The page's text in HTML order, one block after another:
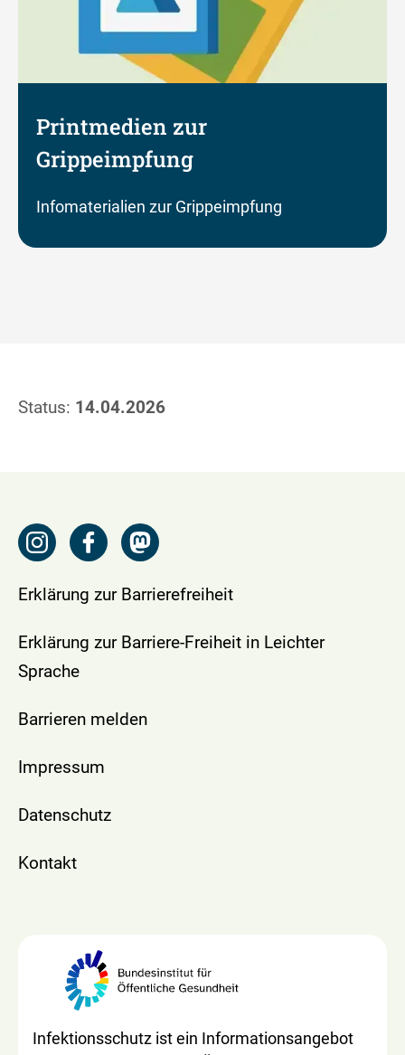
Printmedien zur
Grippeimpfung
Infomaterialien zur Grippeimpfung
Status: 14.04.2026
Erklärung zur Barrierefreiheit
Erklärung zur Barriere-Freiheit in Leichter
Sprache
Barrieren melden
Impressum
Datenschutz
Kontakt
Infektionsschutz ist ein Informationsangebot